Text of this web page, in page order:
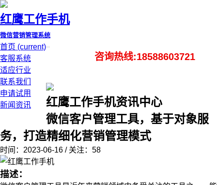
红鹰工作手机
微信营销管理系统
首页 (current)
客服系统
适应行业
联系我们
申请试用
新闻资讯
咨询热线:18588603721
红鹰工作手机资讯中心
微信客户管理工具，基于对象服
务，打造精细化营销管理模式
时间：2023-06-16 / 关注：58
描述：